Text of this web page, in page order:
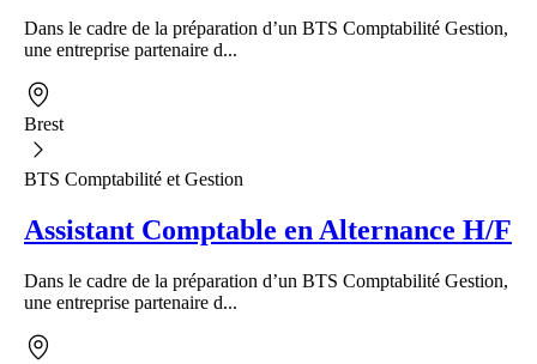
Dans le cadre de la préparation d’un BTS Comptabilité Gestion,
une entreprise partenaire d...
Brest
BTS Comptabilité et Gestion
Assistant Comptable en Alternance H/F
Dans le cadre de la préparation d’un BTS Comptabilité Gestion,
une entreprise partenaire d...